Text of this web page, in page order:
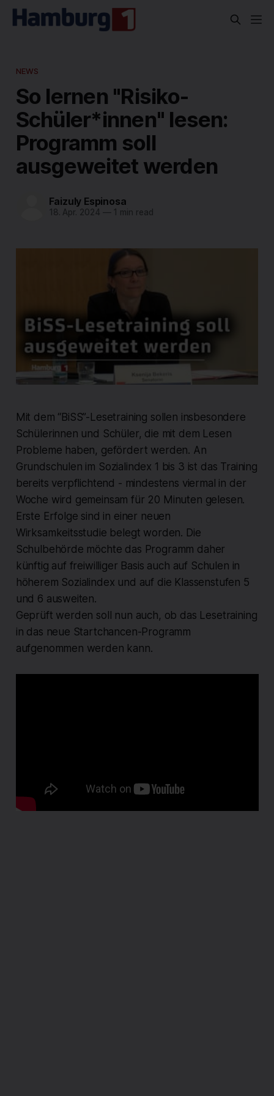
NEWS
So lernen "Risiko-
Schüler*innen" lesen:
Programm soll
ausgeweitet werden
Faizuly Espinosa
18. Apr. 2024 —1 min read
Mit dem “BiSS”-Lesetraining sollen insbesondere
Schülerinnen und Schüler, die mit dem Lesen
Probleme haben, gefördert werden. An
Grundschulen im Sozialindex 1 bis 3 ist das Training
bereits verpflichtend - mindestens viermal in der
Woche wird gemeinsam für 20 Minuten gelesen.
Erste Erfolge sind in einer neuen
Wirksamkeitsstudie belegt worden. Die
Schulbehörde möchte das Programm daher
künftig auf freiwilliger Basis auch auf Schulen in
höherem Sozialindex und auf die Klassenstufen 5
und 6 ausweiten.
Geprüft werden soll nun auch, ob das Lesetraining
in das neue Startchancen-Programm
aufgenommen werden kann.